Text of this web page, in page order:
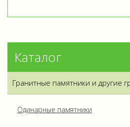
Каталог
Гранитные памятники и другие
Одинарные памятники